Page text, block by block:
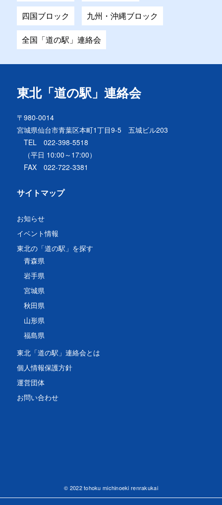
四国ブロック 九州・沖縄ブロック
全国「道の駅」連絡会
東北「道の駅」連絡会
〒980-0014
宮城県仙台市青葉区本町1丁目9-5 五城ビル203
TEL 022-398-5518
（平日 10:00～17:00）
FAX 022-722-3381
サイトマップ
お知らせ
イベント情報
東北の「道の駅」を探す
青森県
岩手県
宮城県
秋田県
山形県
福島県
東北「道の駅」連絡会とは
個人情報保護方針
運営団体
お問い合わせ
© 2022 tohoku michinoeki renrakukai